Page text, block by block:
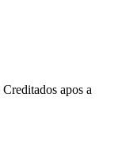
Creditados apos a